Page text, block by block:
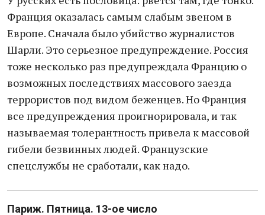
Франция оказалась самым слабым звеном в
Европе. Сначала было убийство журналистов
Шарли. Это серьезное предупреждение. Россия
тоже несколько раз предупреждала Францию о
возможных последствиях массового заезда
террористов под видом беженцев. Но Франция
все предупреждения проигнорировала, и так
называемая толерантность привела к массовой
гибели безвинных людей. Французские
спецслужбы не сработали, как надо.
Париж. Пятница. 13-ое число